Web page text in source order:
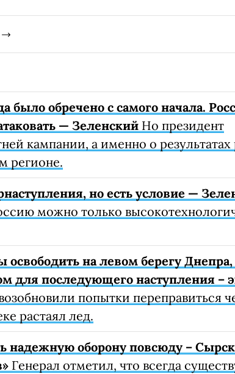
было обречено с самого начала.
— Зеленский Но президент
кампании, а именно о результатах
регионе.
но есть условие —
можно только
на левом берегу
для последующего наступления –
попытки переправиться
растаял лед.
надежную оборону повсюду –
Генерал отметил, что всегда